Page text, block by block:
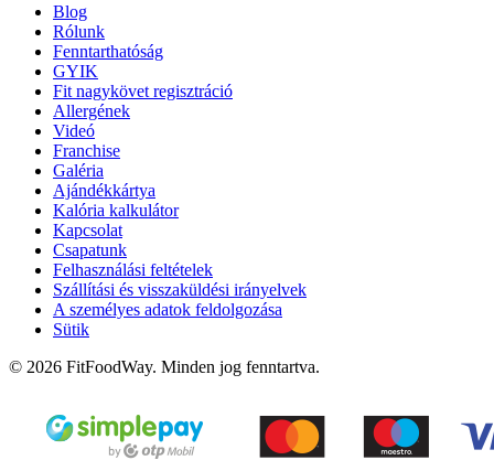
Blog
Rólunk
Fenntarthatóság
GYIK
Fit nagykövet regisztráció
Allergének
Videó
Franchise
Galéria
Ajándékkártya
Kalória kalkulátor
Kapcsolat
Csapatunk
Felhasználási feltételek
Szállítási és visszaküldési irányelvek
A személyes adatok feldolgozása
Sütik
© 2026 FitFoodWay. Minden jog fenntartva.